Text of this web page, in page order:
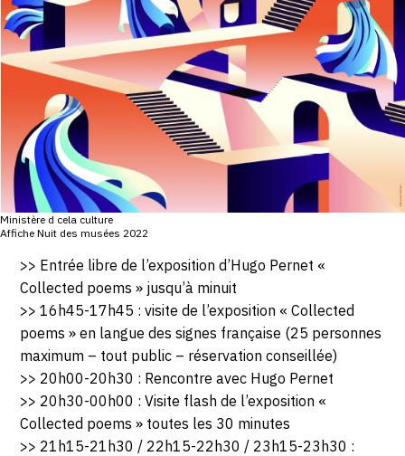
SUIVEZ-NOUS
INSTAGRAM
FACEBOOK
TWITTER
PINTEREST
Ministère d cela culture
Affiche Nuit des musées 2022
>> Entrée libre de l’exposition d’Hugo Pernet «
Collected poems » jusqu’à minuit
>> 16h45-17h45 : visite de l’exposition « Collected
poems » en langue des signes française (25 personnes
maximum – tout public – réservation conseillée)
>> 20h00-20h30 : Rencontre avec Hugo Pernet
>> 20h30-00h00 : Visite flash de l’exposition «
Collected poems » toutes les 30 minutes
>> 21h15-21h30 / 22h15-22h30 / 23h15-23h30 :